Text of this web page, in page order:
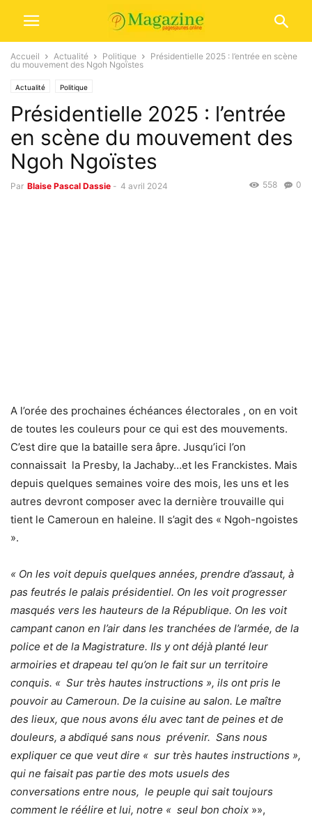
Accueil Actualité Politique
Présidentielle 2025 : l’entrée en scène
du mouvement des Ngoh Ngoïstes
Actualité Politique
Présidentielle 2025 : l’entrée
en scène du mouvement des
Ngoh Ngoïstes
Par Blaise Pascal Dassie - 4 avril 2024 0
558
A l’orée des prochaines échéances électorales , on en voit
de toutes les couleurs pour ce qui est des mouvements.
C’est dire que la bataille sera âpre. Jusqu’ici l’on
connaissait la Presby, la Jachaby…et les Franckistes. Mais
depuis quelques semaines voire des mois, les uns et les
autres devront composer avec la dernière trouvaille qui
tient le Cameroun en haleine. Il s’agit des « Ngoh-ngoistes
».
« On les voit depuis quelques années, prendre d’assaut, à
pas feutrés le palais présidentiel. On les voit progresser
masqués vers les hauteurs de la République. On les voit
campant canon en l’air dans les tranchées de l’armée, de la
police et de la Magistrature. Ils y ont déjà planté leur
armoiries et drapeau tel qu’on le fait sur un territoire
conquis. « Sur très hautes instructions », ils ont pris le
pouvoir au Cameroun. De la cuisine au salon. Le maître
des lieux, que nous avons élu avec tant de peines et de
douleurs, a abdiqué sans nous prévenir. Sans nous
expliquer ce que veut dire « sur très hautes instructions »,
qui ne faisait pas partie des mots usuels des
conversations entre nous, le peuple qui sait toujours
comment le réélire et lui, notre « seul bon choix »»,